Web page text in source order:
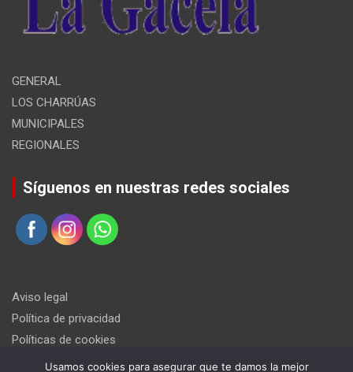
GENERAL
LOS CHARRÚAS
MUNICIPALES
REGIONALES
Síguenos en nuestras redes sociales
Aviso legal
Política de privacidad
Políticas de cookies
Usamos cookies para asegurar que te damos la mejor